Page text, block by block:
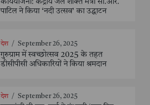
कार्ययोजना: केंद्रीय जल शक्ति मंत्री सी.आर.
पाटिल ने किया ‘नदी उत्सव’ का उद्घाटन
देश / September 26, 2025
गुरुग्राम में स्वच्छोत्सव 2025 के तहत
डीसीपीसी अधिकारियों ने किया श्रमदान
देश / September 26, 2025